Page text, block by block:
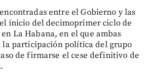
entre el Gobierno y las
inicio del decimoprimer ciclo de
La Habana, en el que ambas
la participación política del grupo
de firmarse el cese definitivo de